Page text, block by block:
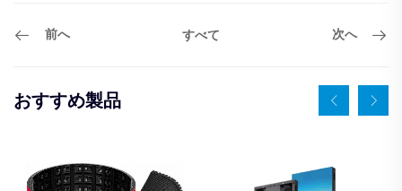
前へ すべて 次へ
おすすめ製品